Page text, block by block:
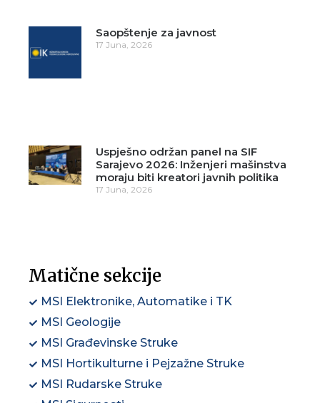
Saopštenje za javnost
17 Juna, 2026
Uspješno održan panel na SIF
Sarajevo 2026: Inženjeri mašinstva
moraju biti kreatori javnih politika
17 Juna, 2026
Matične sekcije
MSI Elektronike, Automatike i TK
MSI Geologije
MSI Građevinske Struke
MSI Hortikulturne i Pejzažne Struke
MSI Rudarske Struke